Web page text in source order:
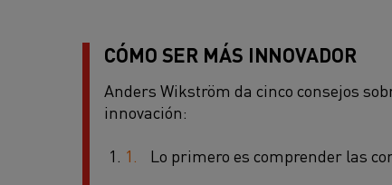
CÓMO SER MÁS INNOVADOR
Anders Wikström da cinco consejos
innovación:
Lo primero es comprender las